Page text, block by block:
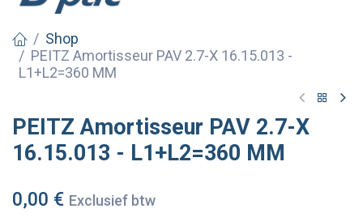
Shop
PEITZ Amortisseur PAV 2.7-X 16.15.013 -
L1+L2=360 MM
PEITZ Amortisseur PAV 2.7-X
16.15.013 - L1+L2=360 MM
0,00 € Exclusief btw